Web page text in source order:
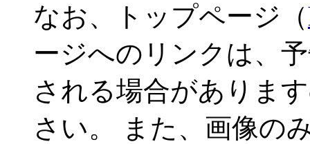
なお、トップページ（
ージへのリンクは、
される場合がありま
さい。 また、画像の